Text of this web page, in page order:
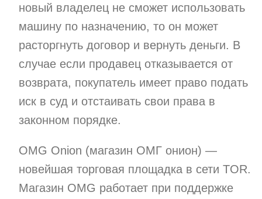
новый владелец не сможет использовать
машину по назначению, то он может
расторгнуть договор и вернуть деньги. В
случае если продавец отказывается от
возврата, покупатель имеет право подать
иск в суд и отстаивать свои права в
законном порядке.
OMG Onion (магазин ОМГ онион) —
новейшая торговая площадка в сети TOR.
Магазин OMG работает при поддержке